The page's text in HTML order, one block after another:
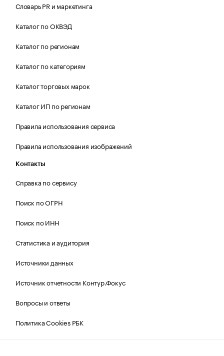
Словарь PR и маркетинга
Каталог по ОКВЭД
Каталог по регионам
Каталог по категориям
Каталог торговых марок
Каталог ИП по регионам
Правила использования сервиса
Правила использования изображений
Контакты
Справка по сервису
Поиск по ОГРН
Поиск по ИНН
Статистика и аудитория
Источники данных
Источник отчетности Контур.Фокус
Вопросы и ответы
Политика Cookies РБК